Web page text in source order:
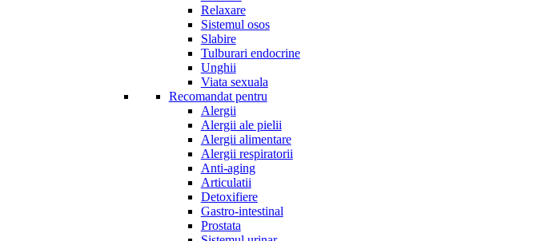
Relaxare
Sistemul osos
Slabire
Tulburari endocrine
Unghii
Viata sexuala
Recomandat pentru
Alergii
Alergii ale pielii
Alergii alimentare
Alergii respiratorii
Anti-aging
Articulatii
Detoxifiere
Gastro-intestinal
Prostata